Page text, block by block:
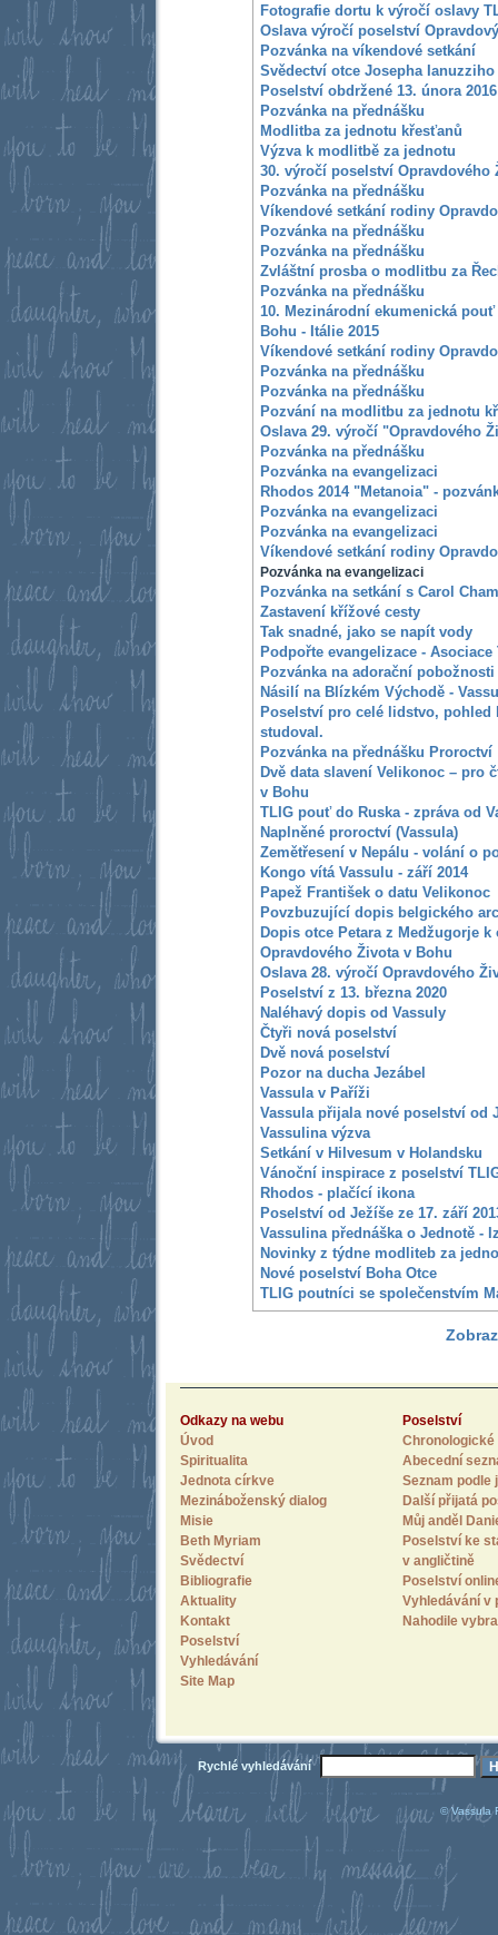
Fotografie dortu k výročí oslavy
Oslava výročí poselství
Pozvánka na víkendové setkání
Svědectví otce Josepha Ianuzziho
Poselství obdržené 13. února 2016
Pozvánka na přednášku
Modlitba za jednotu křesťanů
Výzva k modlitbě za jednotu
30. výročí poselství Opravdového
Pozvánka na přednášku
Víkendové setkání rodiny
Pozvánka na přednášku
Pozvánka na přednášku
Zvláštní prosba o modlitbu za
Pozvánka na přednášku
10. Mezinárodní ekumenická
Bohu - Itálie 2015
Víkendové setkání rodiny
Pozvánka na přednášku
Pozvánka na přednášku
Pozvání na modlitbu za jednotu
Oslava 29. výročí "Opravdového
Pozvánka na přednášku
Pozvánka na evangelizaci
Rhodos 2014 "Metanoia" -
Pozvánka na evangelizaci
Pozvánka na evangelizaci
Víkendové setkání rodiny
Pozvánka na evangelizaci
Pozvánka na setkání s Carol
Zastavení křížové cesty
Tak snadné, jako se napít vody
Podpořte evangelizace - Asociace
Pozvánka na adorační pobožnosti
Násilí na Blízkém Východě -
Poselství pro celé lidstvo, pohled
studoval.
Pozvánka na přednášku Proroctví
Dvě data slavení Velikonoc – pro
v Bohu
TLIG pouť do Ruska - zpráva od
Naplněné proroctví (Vassula)
Zemětřesení v Nepálu - volání o
Kongo vítá Vassulu - září 2014
Papež František o datu Velikonoc
Povzbuzující dopis belgického
Dopis otce Petara z Medžugorje
Opravdového Života v Bohu
Oslava 28. výročí Opravdového
Poselství z 13. března 2020
Naléhavý dopis od Vassuly
Čtyři nová poselství
Dvě nová poselství
Pozor na ducha Jezábel
Vassula v Paříži
Vassula přijala nové poselství od
Vassulina výzva
Setkání v Hilvesum v Holandsku
Vánoční inspirace z poselství
Rhodos - plačící ikona
Poselství od Ježíše ze 17. září
Vassulina přednáška o Jednotě -
Novinky z týdne modliteb za
Nové poselství Boha Otce
TLIG poutníci se společenstvím
Odkazy na webu
Úvod
Spiritualita
Jednota církve
Mezináboženský dialog
Misie
Beth Myriam
Svědectví
Bibliografie
Aktuality
Kontakt
Poselství
Vyhledávání
Site Map
Poselství
Chronologické
Abecední
Seznam
Další přijatá
Můj anděl
Poselství ke
v angličtině
Poselství
Vyhledávání v
Nahodile
Rychlé vyhledávání
© Vassula